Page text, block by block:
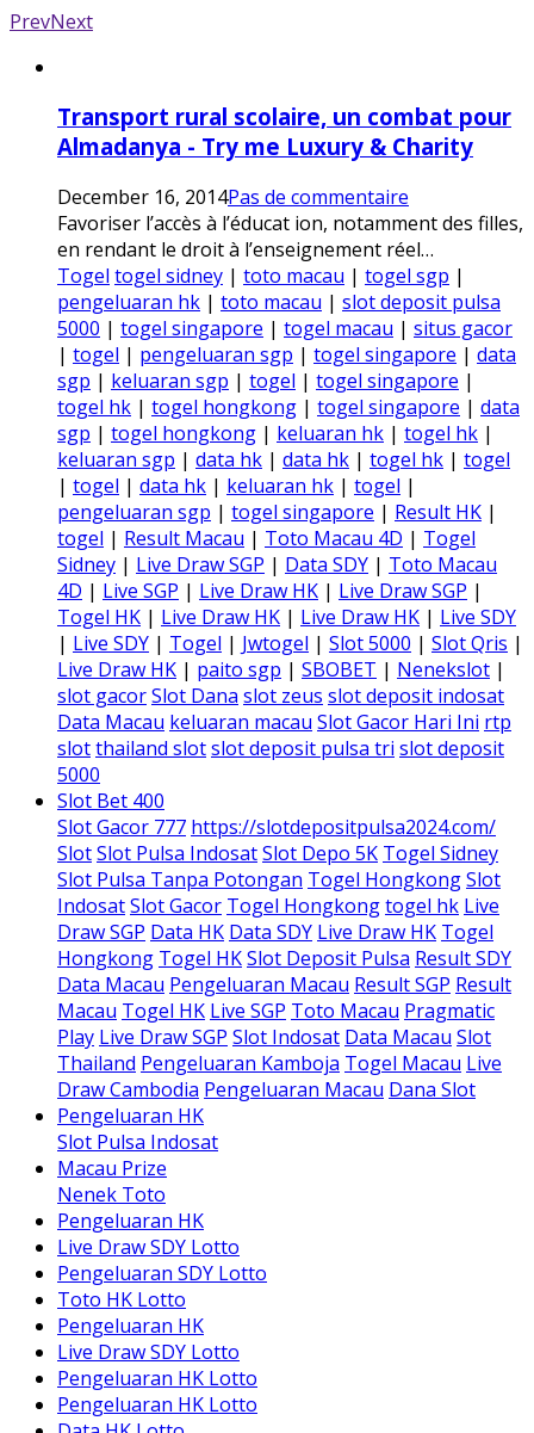
PrevNext
Transport rural scolaire, un combat pour
Almadanya - Try me Luxury & Charity
December 16, 2014Pas de commentaire
Favoriser l’accès à l’éducat ion, notamment des filles,
en rendant le droit à l’enseignement réel…
Togel togel sidney | toto macau | togel sgp |
pengeluaran hk | toto macau | slot deposit pulsa
5000 | togel singapore | togel macau | situs gacor
| togel | pengeluaran sgp | togel singapore | data
sgp | keluaran sgp | togel | togel singapore |
togel hk | togel hongkong | togel singapore | data
sgp | togel hongkong | keluaran hk | togel hk |
keluaran sgp | data hk | data hk | togel hk | togel
| togel | data hk | keluaran hk | togel |
pengeluaran sgp | togel singapore | Result HK |
togel | Result Macau | Toto Macau 4D | Togel
Sidney | Live Draw SGP | Data SDY | Toto Macau
4D | Live SGP | Live Draw HK | Live Draw SGP |
Togel HK | Live Draw HK | Live Draw HK | Live SDY
| Live SDY | Togel | Jwtogel | Slot 5000 | Slot Qris |
Live Draw HK | paito sgp | SBOBET | Nenekslot |
slot gacorSlot Dana slot zeus slot deposit indosat
Data Macau keluaran macau Slot Gacor Hari Ini rtp
slotthailand slotslot deposit pulsa tri slot deposit
5000
Slot Bet 400
Slot Gacor 777 https://slotdepositpulsa2024.com/
SlotSlot Pulsa IndosatSlot Depo 5K Togel Sidney
Slot Pulsa Tanpa Potongan Togel HongkongSlot
IndosatSlot Gacor Togel Hongkongtogel hk Live
Draw SGP Data HK Data SDY Live Draw HK Togel
Hongkong Togel HKSlot Deposit Pulsa Result SDY
Data Macau Pengeluaran Macau Result SGP Result
Macau Togel HK Live SGP Toto Macau Pragmatic
Play Live Draw SGP Slot Indosat Data Macau Slot
Thailand Pengeluaran Kamboja Togel Macau Live
Draw Cambodia Pengeluaran Macau Dana Slot
Pengeluaran HK
Slot Pulsa Indosat
Macau Prize
Nenek Toto
Pengeluaran HK
Live Draw SDY Lotto
Pengeluaran SDY Lotto
Toto HK Lotto
Pengeluaran HK
Live Draw SDY Lotto
Pengeluaran HK Lotto
Pengeluaran HK Lotto